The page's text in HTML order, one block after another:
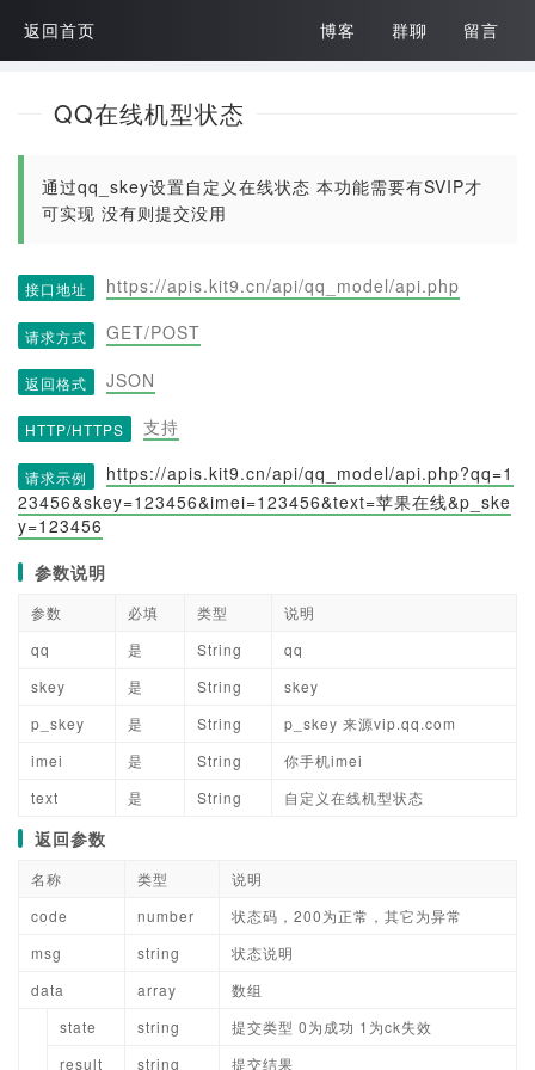
返回首页 博客 群聊 留言
QQ在线机型状态
通过qq_skey设置自定义在线状态 本功能需要有SVIP才
可实现 没有则提交没用
接口地址 https://apis.kit9.cn/api/qq_model/api.php
请求方式 GET/POST
返回格式 JSON
HTTP/HTTPS 支持
请求示例
https://apis.kit9.cn/api/qq_model/api.php?qq=1
23456&skey=123456&imei=123456&text=苹果在线&p_ske
y=123456
参数说明
参数 必填 类型
说明
qq
是 String
qq
skey
是 String
skey
p_skey
是 String
p_skey 来源vip.qq.com
imei
是 String
你手机imei
text
是 String 自定义在线机型状态
返回参数
名称 类型
说明
code
number
状态码，200为正常，其它为异常
msg
string
状态说明
data
array
数组
state
string
提交类型 0为成功 1为ck失效
result
string 提交结果